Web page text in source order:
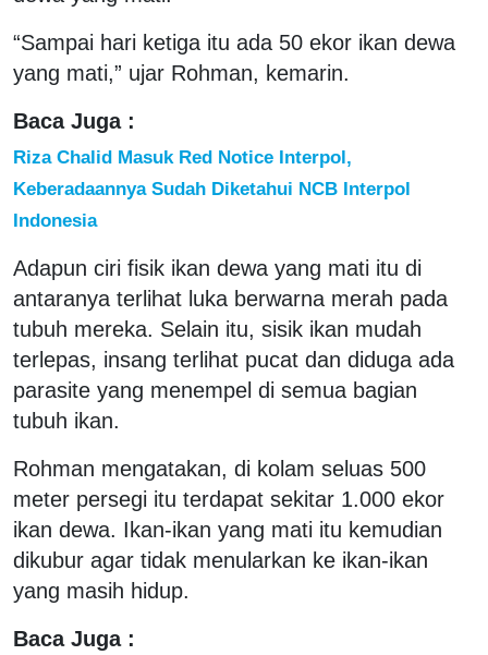
“Sampai hari ketiga itu ada 50 ekor ikan dewa
yang mati,” ujar Rohman, kemarin.
Baca Juga :
Riza Chalid Masuk Red Notice Interpol,
Keberadaannya Sudah Diketahui NCB Interpol
Indonesia
Adapun ciri fisik ikan dewa yang mati itu di
antaranya terlihat luka berwarna merah pada
tubuh mereka. Selain itu, sisik ikan mudah
terlepas, insang terlihat pucat dan diduga ada
parasite yang menempel di semua bagian
tubuh ikan.
Rohman mengatakan, di kolam seluas 500
meter persegi itu terdapat sekitar 1.000 ekor
ikan dewa. Ikan-ikan yang mati itu kemudian
dikubur agar tidak menularkan ke ikan-ikan
yang masih hidup.
Baca Juga :